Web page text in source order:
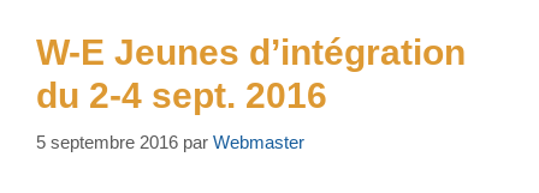
W-E Jeunes d’intégration
du 2-4 sept. 2016
5 septembre 2016 par Webmaster